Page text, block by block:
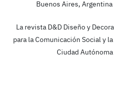
Buenos Aires,
La revista D&D Diseño y
para la Comunicación Social y
Ciudad